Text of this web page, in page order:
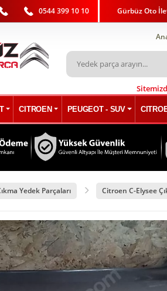
0544 399 10 10 Gürbüz Oto
CITROEN PEUGEOT - SUV
Yedek Parçaları Citroen C-Elysee